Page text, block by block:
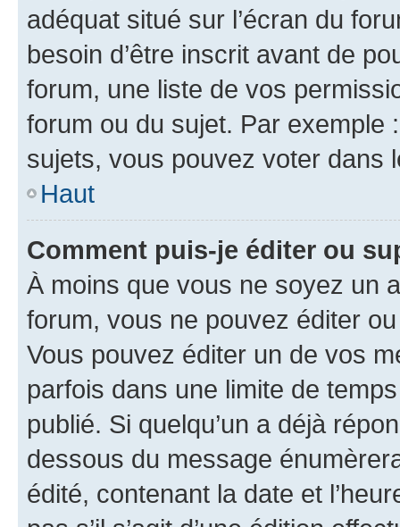
adéquat situé sur l’écran du
besoin d’être inscrit avant de
forum, une liste de vos
forum ou du sujet. Par exemple
sujets, vous pouvez voter dans
Haut
Comment puis-je éditer ou
À moins que vous ne soyez un
forum, vous ne pouvez éditer
Vous pouvez éditer un de vos
parfois dans une limite de
publié. Si quelqu’un a déjà
dessous du message
édité, contenant la date et